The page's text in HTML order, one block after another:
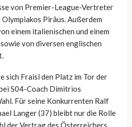
von Premier-League-Vertreter
Piräus. Außerdem
einem italienischen und einem
von diversen englischen
sich Fraisl den Platz im Tor der
S04-Coach Dimitrios
Für seine Konkurrenten Ralf
Langer (37) bleibt nur die Rolle
der Vertrag des Österreichers